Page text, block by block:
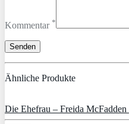
Kommentar *
Ähnliche Produkte
Die Ehefrau – Freida McFadden